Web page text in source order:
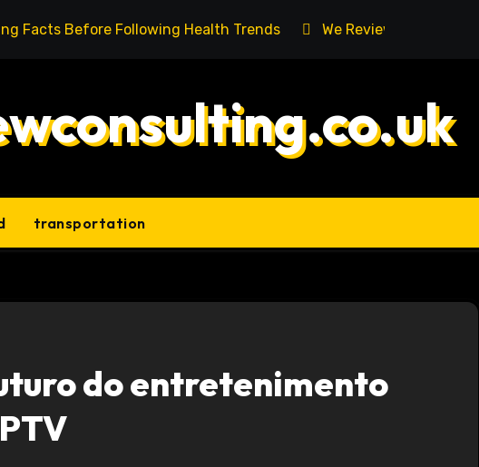
Facts Before Following Health Trends We Reviewed Digital
transportation
do entretenimento